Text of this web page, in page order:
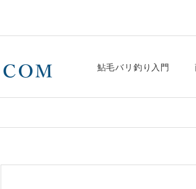
鮎毛バリ釣り入門